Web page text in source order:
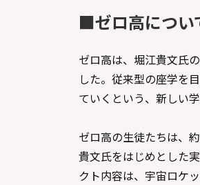
■ゼロ高につい
ゼロ高は、堀江貴文氏
した。従来型の座学を
ていくという、新しい
ゼロ高の生徒たちは、
貴文氏をはじめとした
クト内容は、宇宙ロケ